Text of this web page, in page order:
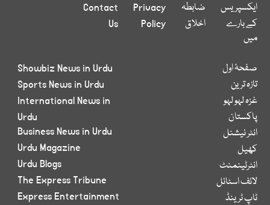
ایکسپریس
کے بارے
میں
ضابطہ
اخلاق
Privacy
Policy
Contact
Us
صفحۂ اول
تازہ ترین
غزہ لہو لہو
پاکستان
انٹر نیشنل
کھیل
انٹرٹینمنٹ
لائف اسٹائل
ٹاپ ٹرینڈ
Showbiz News in Urdu
Sports News in Urdu
International News in
Urdu
Business News in Urdu
Urdu Magazine
Urdu Blogs
The Express Tribune
Express Entertainment